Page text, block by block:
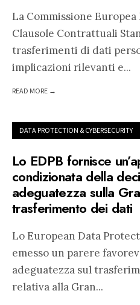
La Commissione
Clausole Contrattuali
trasferimenti di dati
implicazioni rilevanti e...
READ MORE →
DATA PROTECTION & CYBERSECURITY
Lo EDPB fornisce
condizionata della
adeguatezza sulla
trasferimento dei dati
Lo European Data
emesso un parere
adeguatezza sul
relativa alla Gran...